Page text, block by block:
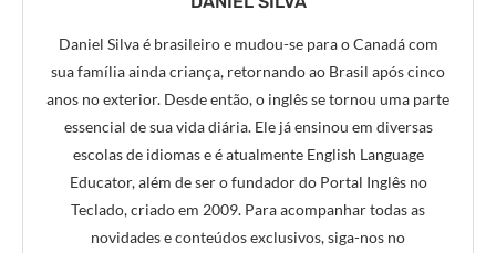
Daniel Silva é brasileiro e mudou-se para o Canadá com
sua família ainda criança, retornando ao Brasil após cinco
anos no exterior. Desde então, o inglês se tornou uma parte
essencial de sua vida diária. Ele já ensinou em diversas
escolas de idiomas e é atualmente English Language
Educator, além de ser o fundador do Portal Inglês no
Teclado, criado em 2009. Para acompanhar todas as
novidades e conteúdos exclusivos, siga-nos no